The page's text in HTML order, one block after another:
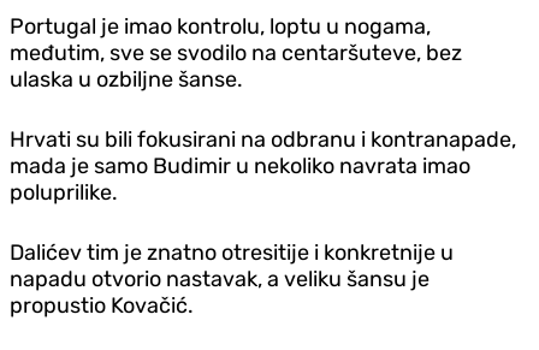
Portugal je imao kontrolu, loptu u nogama,
međutim, sve se svodilo na centaršuteve, bez
ulaska u ozbiljne šanse.
Hrvati su bili fokusirani na odbranu i kontranapade,
mada je samo Budimir u nekoliko navrata imao
poluprilike.
Dalićev tim je znatno otresitije i konkretnije u
napadu otvorio nastavak, a veliku šansu je
propustio Kovačić.